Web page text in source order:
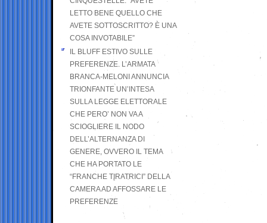
LETTO BENE QUELLO CHE
AVETE SOTTOSCRITTO? È UNA
COSA INVOTABILE”
IL BLUFF ESTIVO SULLE
PREFERENZE. L’ARMATA
BRANCA-MELONI ANNUNCIA
TRIONFANTE UN’INTESA
SULLA LEGGE ELETTORALE
CHE PERO’ NON VA A
SCIOGLIERE IL NODO
DELL’ALTERNANZA DI
GENERE, OVVERO IL TEMA
CHE HA PORTATO LE
“FRANCHE TIRATRICI” DELLA
CAMERA AD AFFOSSARE LE
PREFERENZE